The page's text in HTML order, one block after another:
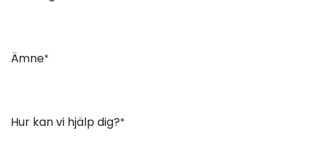
Ämne*
Hur kan vi hjälp dig?*